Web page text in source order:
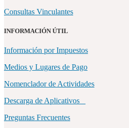
Consultas Vinculantes
INFORMACIÓN ÚTIL
Información por Impuestos
Medios y Lugares de Pago
Nomenclador de Actividades
Descarga de Aplicativos
Preguntas Frecuentes